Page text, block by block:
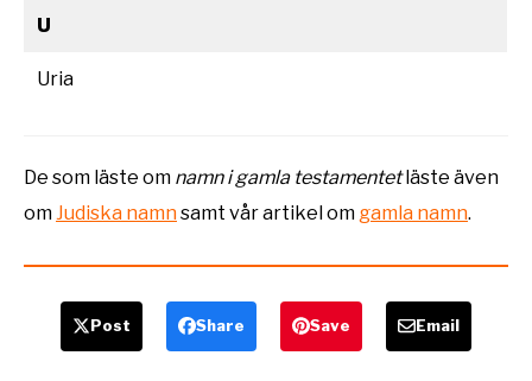
U
Uria
De som läste om namn i gamla testamentetläste även
om Judiska namnsamt vår artikel om gamla namn.
Post Share Save Email